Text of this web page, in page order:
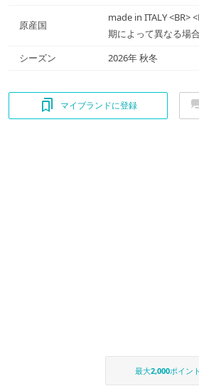
原産国
made in ITALY <BR>
期によって異なる場
シーズン
2026年 秋冬
マイブランドに登録
最大2,000ポイン